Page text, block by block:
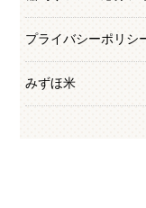
プライバシーポリシ
みずほ米